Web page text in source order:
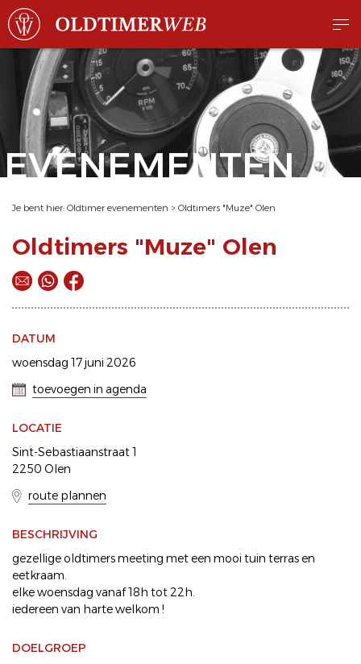
EVENEMENTEN
Je bent hier: Oldtimer evenementen > Oldtimers "Muze" Olen
Oldtimers "Muze" Olen
DATUM
woensdag 17 juni 2026
toevoegen in agenda
LOCATIE
Sint-Sebastiaanstraat 1
2250 Olen
route plannen
BESCHRIJVING
gezellige oldtimers meeting met een mooi tuin terras en
eetkraam.
elke woensdag vanaf 18h tot 22h.
iedereen van harte welkom !
DOELGROEP